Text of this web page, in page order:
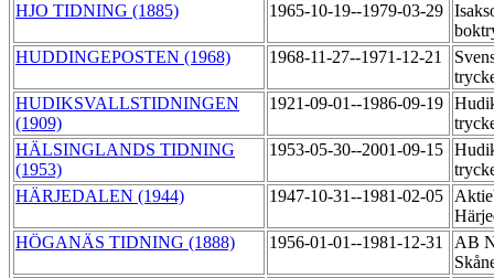
HJO TIDNING (1885)
1965-10-19--1979-03-29
HUDDINGEPOSTEN (1968)
1968-11-27--1971-12-21
HUDIKSVALLSTIDNINGEN
(1909)
1921-09-01--1986-09-19
HÄLSINGLANDS TIDNING
(1953)
1953-05-30--2001-09-15
HÄRJEDALEN (1944)
1947-10-31--1981-02-05
HÖGANÄS TIDNING (1888)
1956-01-01--1981-12-31
AB